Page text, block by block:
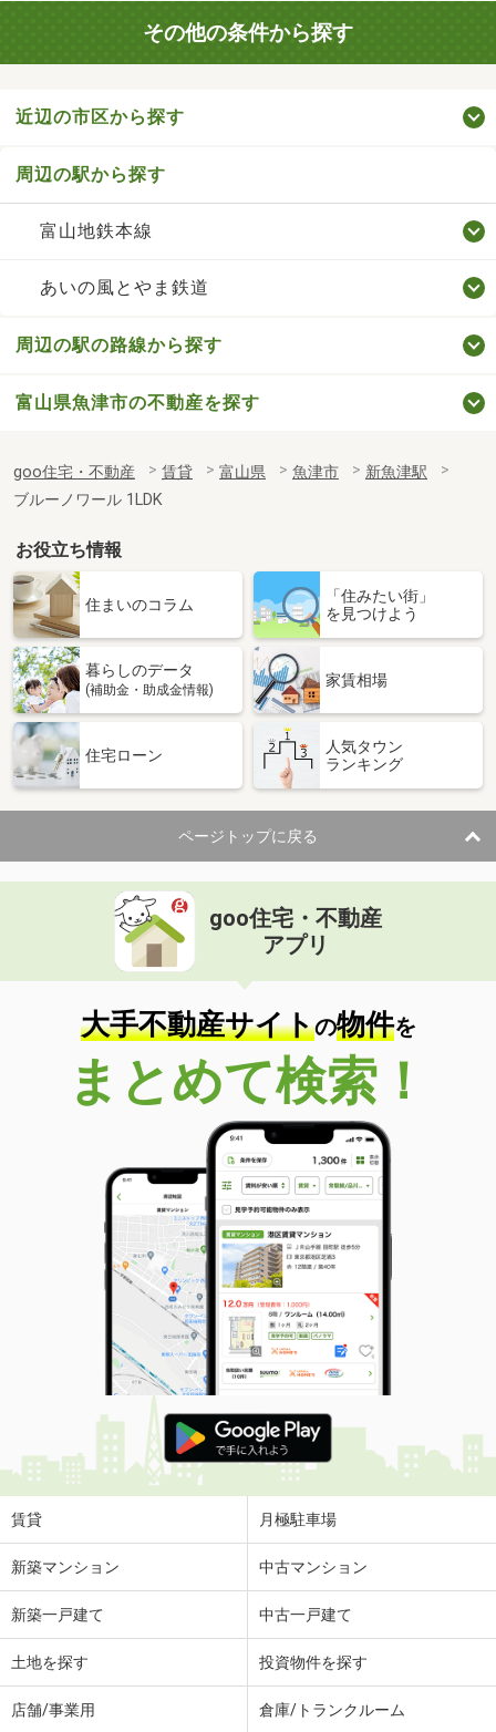
その他の条件から探す
近辺の市区から探す
周辺の駅から探す
富山地鉄本線
あいの風とやま鉄道
周辺の駅の路線から探す
富山県魚津市の不動産を探す
goo住宅・不動産 賃貸 富山県 魚津市
新魚津駅
ブルーノワール 1LDK
お役立ち情報
住まいのコラム
「住みたい街」
を見つけよう
暮らしのデータ
(補助金・助成金情報)
家賃相場
住宅ローン
人気タウン
ランキング
ページトップに戻る
goo住宅・不動産
アプリ
大手不動産サイトの物件を
まとめて検索！
賃貸 月極駐車場
新築マンション 中古マンション
新築一戸建て 中古一戸建て
土地を探す 投資物件を探す
店舗/事業用 倉庫/トランクルーム